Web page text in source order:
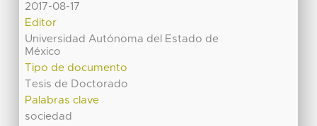
2017-08-17
Editor
Universidad Autónoma del Estado de
México
Tipo de documento
Tesis de Doctorado
Palabras clave
sociedad